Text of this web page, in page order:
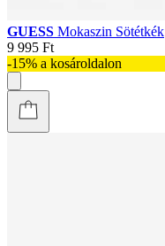
GUESS Mokaszin Sötétkék
9 995 Ft
-15% a kosároldalon